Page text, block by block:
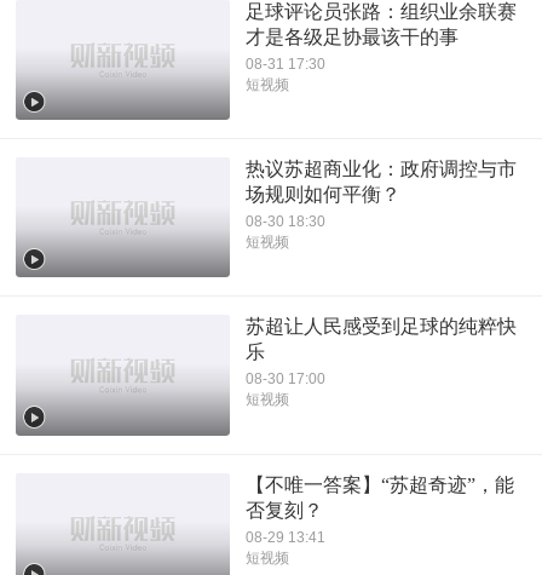
足球评论员张路：组织业余联赛
才是各级足协最该干的事
08-31 17:30
短视频
热议苏超商业化：政府调控与市
场规则如何平衡？
08-30 18:30
短视频
苏超让人民感受到足球的纯粹快
乐
08-30 17:00
短视频
【不唯一答案】“苏超奇迹”，能
否复刻？
08-29 13:41
短视频